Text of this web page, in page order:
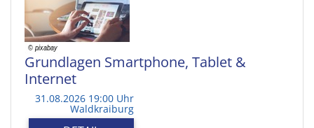
Grundlagen Smartphone, Tablet &
Internet
31.08.2026 19:00 Uhr
Waldkraiburg